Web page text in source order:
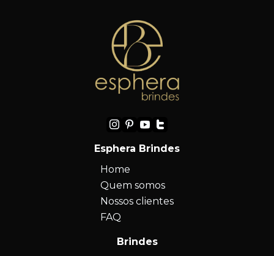
Esphera Brindes
Home
Quem somos
Nossos clientes
FAQ
Brindes